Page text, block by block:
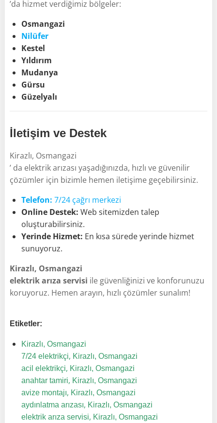
’da hizmet verdiğimiz bölgeler:
Osmangazi
Nilüfer
Kestel
Yıldırım
Mudanya
Gürsu
Güzelyalı
İletişim ve Destek
Kirazlı, Osmangazi
’ da elektrik arızası yaşadığınızda, hızlı ve güvenilir
çözümler için bizimle hemen iletişime geçebilirsiniz.
Telefon: 7/24 çağrı merkezi
Online Destek: Web sitemizden talep
oluşturabilirsiniz.
Yerinde Hizmet: En kısa sürede yerinde hizmet
sunuyoruz.
Kirazlı, Osmangazi
elektrik arıza servisi ile güvenliğinizi ve konforunuzu
koruyoruz. Hemen arayın, hızlı çözümler sunalım!
Etiketler:
Kirazlı, Osmangazi
7/24 elektrikçi, Kirazlı, Osmangazi
acil elektrikçi, Kirazlı, Osmangazi
anahtar tamiri, Kirazlı, Osmangazi
avize montajı, Kirazlı, Osmangazi
aydınlatma arızası, Kirazlı, Osmangazi
elektrik arıza servisi, Kirazlı, Osmangazi